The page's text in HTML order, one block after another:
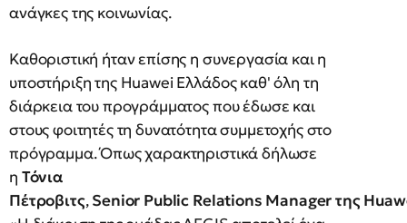
ανάγκες της κοινωνίας.
Καθοριστική ήταν επίσης η συνεργασία και η
υποστήριξη της Huawei Ελλάδος καθ' όλη τη
διάρκεια του προγράμματος που έδωσε και
στους φοιτητές τη δυνατότητα συμμετοχής στο
πρόγραμμα. Όπως χαρακτηριστικά δήλωσε
η Τόνια
Πέτροβιτς,Senior Public Relations Manager της